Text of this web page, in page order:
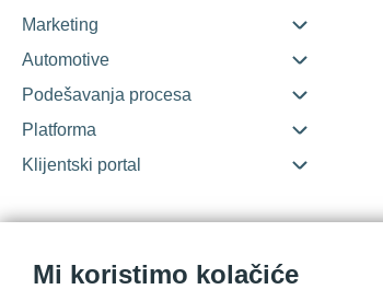
Mi koristimo kolačiće
Marketing
Automotive
Podešavanja procesa
Platforma
Klijentski portal